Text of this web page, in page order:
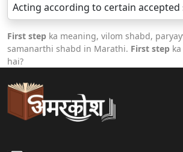
Acting according to certain accepted
First step ka meaning, vilom shabd,
samanarthi shabd in Marathi. First step
hai?